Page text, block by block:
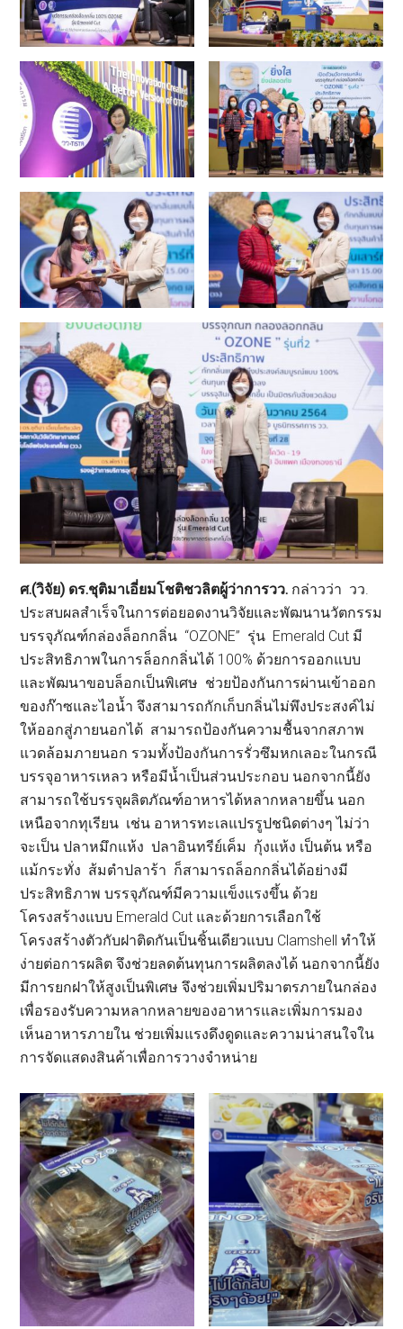
ศ.(วิจัย) ดร.ชุติมาเอี่ยมโชติชวลิตผู้ว่าการวว. กล่าวว่า วว.
ประสบผลสำเร็จในการต่อยอดงานวิจัยและพัฒนานวัตกรรม
บรรจุภัณฑ์กล่องล็อกกลิ่น “OZONE” รุ่น Emerald Cut มี
ประสิทธิภาพในการล็อกกลิ่นได้ 100% ด้วยการออกแบบ
และพัฒนาขอบล็อกเป็นพิเศษ ช่วยป้องกันการผ่านเข้าออก
ของก๊าซและไอน้ำ จึงสามารถกักเก็บกลิ่นไม่พึงประสงค์ไม่
ให้ออกสู่ภายนอกได้ สามารถป้องกันความชื้นจากสภาพ
แวดล้อมภายนอก รวมทั้งป้องกันการรั่วซึมหกเลอะในกรณี
บรรจุอาหารเหลว หรือมีน้ำเป็นส่วนประกอบ นอกจากนี้ยัง
สามารถใช้บรรจุผลิตภัณฑ์อาหารได้หลากหลายขึ้น นอก
เหนือจากทุเรียน เช่น อาหารทะเลแปรรูปชนิดต่างๆ ไม่ว่า
จะเป็น ปลาหมึกแห้ง ปลาอินทรีย์เค็ม กุ้งแห้ง เป็นต้น หรือ
แม้กระทั่ง ส้มตำปลาร้า ก็สามารถล็อกกลิ่นได้อย่างมี
ประสิทธิภาพ บรรจุภัณฑ์มีความแข็งแรงขึ้น ด้วย
โครงสร้างแบบ Emerald Cut และด้วยการเลือกใช้
โครงสร้างตัวกับฝาติดกันเป็นชิ้นเดียวแบบ Clamshell ทำให้
ง่ายต่อการผลิต จึงช่วยลดต้นทุนการผลิตลงได้ นอกจากนี้ยัง
มีการยกฝาให้สูงเป็นพิเศษ จึงช่วยเพิ่มปริมาตรภายในกล่อง
เพื่อรองรับความหลากหลายของอาหารและเพิ่มการมอง
เห็นอาหารภายใน ช่วยเพิ่มแรงดึงดูดและความน่าสนใจใน
การจัดแสดงสินค้าเพื่อการวางจำหน่าย